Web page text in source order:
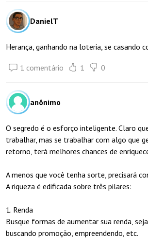
DanielT
Herança, ganhando na loteria, se casando
1 comentário 1 0
anônimo
O segredo é o esforço inteligente. Claro
trabalhar, mas se trabalhar com algo que
retorno, terá melhores chances de
A menos que você tenha sorte, precisará
A riqueza é edificada sobre três pilares:
1. Renda
Busque formas de aumentar sua renda,
buscando promoção, empreendendo, etc.